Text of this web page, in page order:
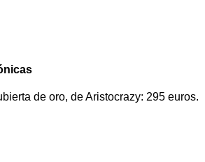
de oro, de Aristocrazy: 295 euros.